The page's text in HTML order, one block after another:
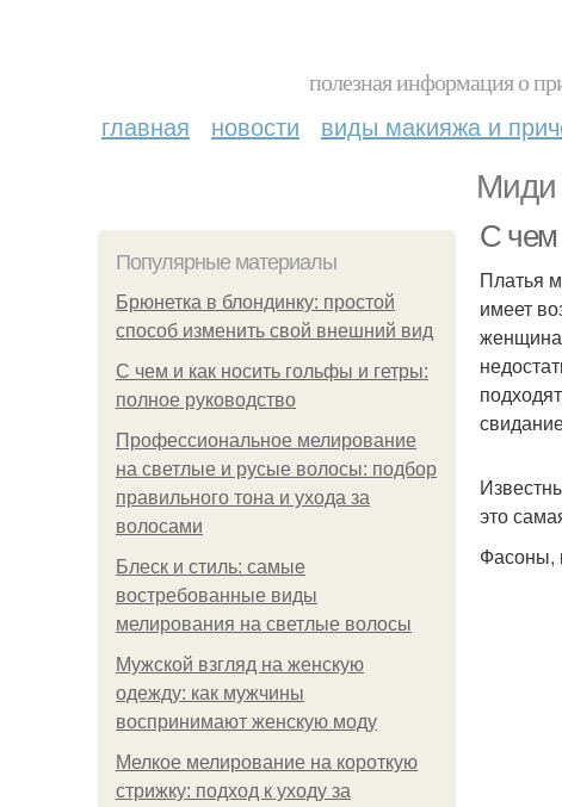
полезная информация о
главная новости виды макияжа и
Миди
Популярные материалы
Брюнетка в блондинку: простой
способ изменить свой внешний вид
С чем и как носить гольфы и гетры:
полное руководство
Профессиональное мелирование
на светлые и русые волосы: подбор
правильного тона и ухода за
волосами
Блеск и стиль: самые
востребованные виды
мелирования на светлые волосы
Мужской взгляд на женскую
одежду: как мужчины
воспринимают женскую моду
Мелкое мелирование на короткую
стрижку: подход к уходу за
С чем
Платья
имеет
это
Фасоны,